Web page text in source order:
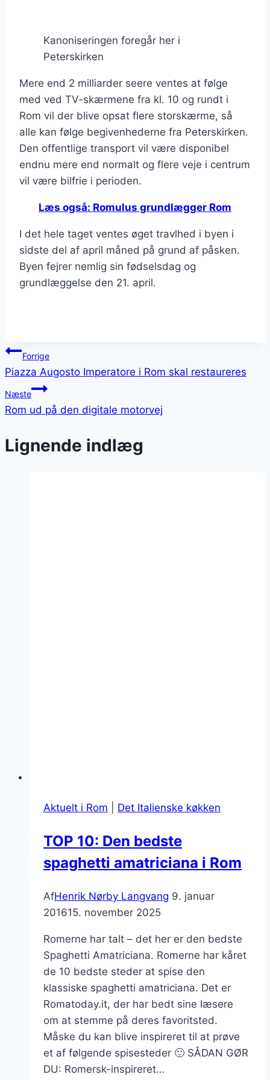
Kanoniseringen foregår her i
Peterskirken
Mere end 2 milliarder seere ventes at følge
med ved TV-skærmene fra kl. 10 og rundt i
Rom vil der blive opsat flere storskærme, så
alle kan følge begivenhederne fra Peterskirken.
Den offentlige transport vil være disponibel
endnu mere end normalt og flere veje i centrum
vil være bilfrie i perioden.
Læs også: Romulus grundlægger Rom
I det hele taget ventes øget travlhed i byen i
sidste del af april måned på grund af påsken.
Byen fejrer nemlig sin fødselsdag og
grundlæggelse den 21. april.
Indlægsnavigation
Forrige
Piazza Augosto Imperatore i Rom skal restaureres
Næste
Rom ud på den digitale motorvej
Lignende indlæg
Aktuelt i Rom Det Italienske køkken
TOP 10: Den bedste
spaghetti amatriciana i Rom
AfHenrik Nørby Langvang 9. januar
201615. november 2025
Romerne har talt – det her er den bedste
Spaghetti Amatriciana. Romerne har kåret
de 10 bedste steder at spise den
klassiske spaghetti amatriciana. Det er
Romatoday.it, der har bedt sine læsere
om at stemme på deres favoritsted.
Måske du kan blive inspireret til at prøve
et af følgende spisesteder 🙂 SÅDAN GØR
DU: Romersk-inspireret…